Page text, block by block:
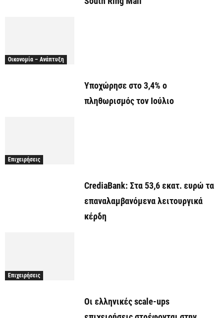
Οικονομία – Ανάπτυξη
Υποχώρησε στο 3,4% ο
πληθωρισμός τον Ιούλιο
Επιχειρήσεις
CrediaBank: Στα 53,6 εκατ. ευρώ τα
επαναλαμβανόμενα λειτουργικά
κέρδη
Επιχειρήσεις
Οι ελληνικές scale-ups